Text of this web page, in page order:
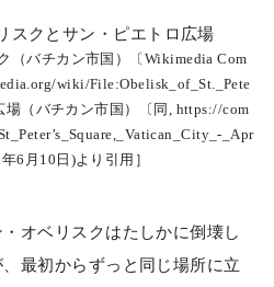
スクとサン・ピエトロ広場
（バチカン市国）〔Wikimedia Com
wiki/File:Obelisk_of_St._Pete
（バチカン市国）〔同, https://com
_Apr
6月10日)より引用］
オベリスクはたしかに倒壊し
最初からずっと同じ場所に立